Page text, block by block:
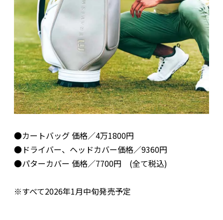
●カートバッグ 価格／4万1800円
●ドライバー、ヘッドカバー価格／9360円
●パターカバー 価格／7700円 (全て税込)
※すべて2026年1月中旬発売予定